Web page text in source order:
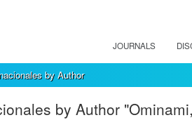
JOURNALS
by Author
by Author